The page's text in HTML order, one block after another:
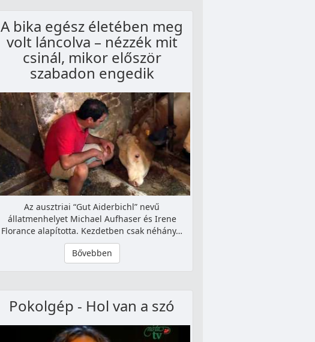
A bika egész életében meg
volt láncolva – nézzék mit
csinál, mikor először
szabadon engedik
Az ausztriai “Gut Aiderbichl” nevű
állatmenhelyet Michael Aufhaser és Irene
Florance alapította. Kezdetben csak néhány…
Bővebben
Pokolgép - Hol van a szó